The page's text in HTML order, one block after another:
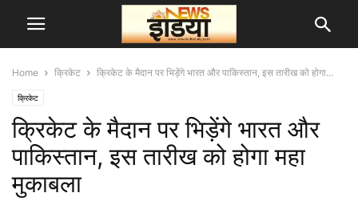
Home क्रिकेट क्रिकेट के मैदान पर भिड़ेंगे भारत और पाकिस्तान, इस तारीख को होगा...
क्रिकेट
क्रिकेट के मैदान पर भिड़ेंगे भारत और
पाकिस्तान, इस तारीख को होगा महा
मुकाबला